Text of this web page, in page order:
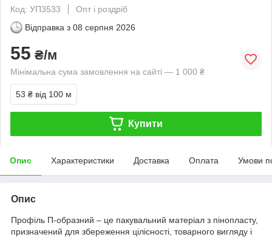
Код: УП3533
Опт і роздріб
Відправка з 08 серпня 2026
55 ₴/м
Мінімальна сума замовлення на сайті — 1 000 ₴
53 ₴ від 100 м
Купити
Опис Характеристики Доставка Оплата Умови
Опис
Профіль П-образний – це пакувальний матеріал з пінопласту,
призначений для збереження цілісності, товарного вигляду і